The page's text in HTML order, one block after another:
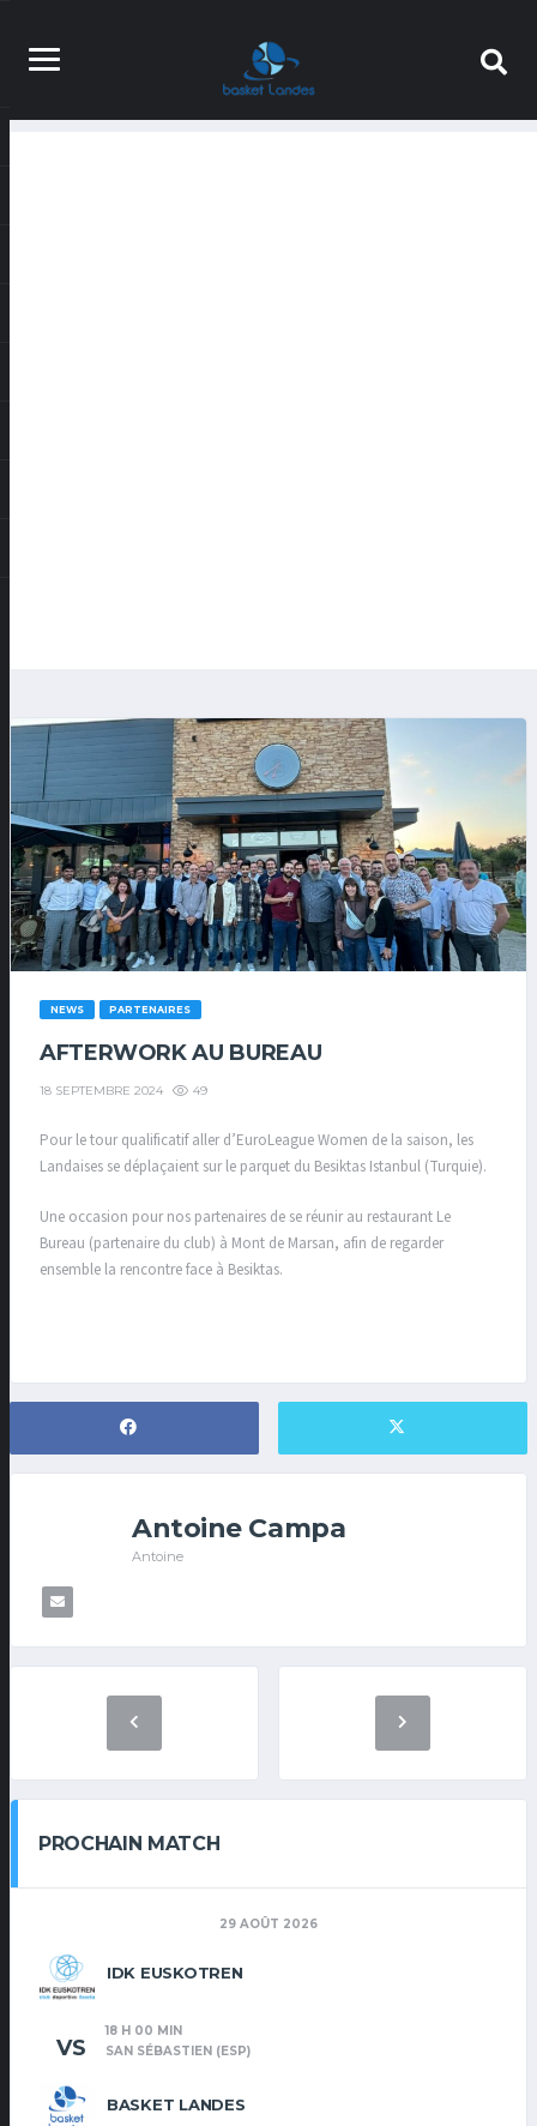
NEWS PARTENAIRES
AFTERWORK AU BUREAU
18 SEPTEMBRE 2024 49
Pour le tour qualificatif aller d’EuroLeague Women de la saison, les
Landaises se déplaçaient sur le parquet du Besiktas Istanbul (Turquie).
Une occasion pour nos partenaires de se réunir au restaurant Le
Bureau (partenaire du club) à Mont de Marsan, afin de regarder
ensemble la rencontre face à Besiktas.
Antoine Campa
Antoine
PROCHAIN MATCH
29 AOÛT 2026
IDK EUSKOTREN
BASKET LANDES
VS
18 H 00 MIN
SAN SÉBASTIEN (ESP)